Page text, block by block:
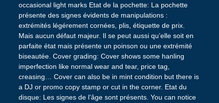
occasional light marks Etat de la pochette: La pochette
présente des signes évidents de manipulations :
extrémités légérement cornées, plis, étiquette de prix.
Mais aucun défaut majeur. Il se peut aussi qu’elle soit en
parfaite état mais présente un poinson ou une extrémité
biseautée. Cover grading: Cover shows some hanling
imperfection like normal wear and tear, price tag,
creasing… Cover can also be in mint condition but there is
a DJ or promo copy stamp or cut in the corner. Etat du
disque: Les signes de l’âge sont présents. You can notice